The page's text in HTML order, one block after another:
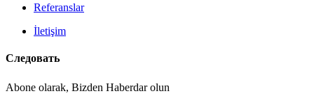
Referanslar
İletişim
Следовать
Abone olarak, Bizden Haberdar olun